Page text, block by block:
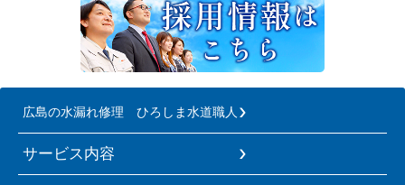
広島の水漏れ修理 ひろしま水道職人
サービス内容